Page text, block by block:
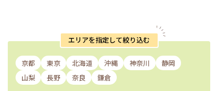
エリアを指定して絞り込む
京都 東京 北海道 沖縄 神奈川
静岡
山梨
長野 奈良 鎌倉